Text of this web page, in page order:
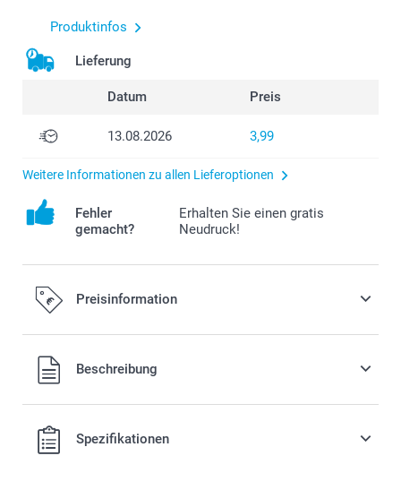
Produktinfos
Lieferung
Datum Preis
13.08.2026 3,99
Weitere Informationen zu allen Lieferoptionen
Fehler
gemacht?
Erhalten Sie einen gratis
Neudruck!
Preisinformation
Alle Preise verstehen sich in EURO (€) inkl. MwSt. und zzgl.
Versandkosten.Beschreibung
Spezifikationen